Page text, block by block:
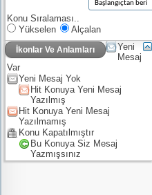
Konu Sıralaması..
Yükselen
Alçalan
İkonlar Ve Anlamları
Yeni
Mesaj
Var
Yeni Mesaj Yok
Hit Konuya Yeni Mesaj
Yazılmış
Hit Konuya Yeni Mesaj
Yazılmamış
Konu Kapatılmıştır
Bu Konuya Siz Mesaj
Yazmışsınız